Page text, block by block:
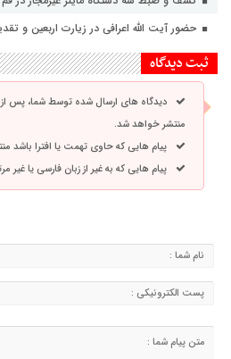
حضور آیت الله اعرافی در زیارت اربعین و
ثبت دیدگاه
دیدگاه های ارسال شده توسط شما، پس
منتشر خواهد شد.
پیام هایی که حاوی تهمت یا افترا باشد
پیام هایی که به غیر از زبان فارسی یا